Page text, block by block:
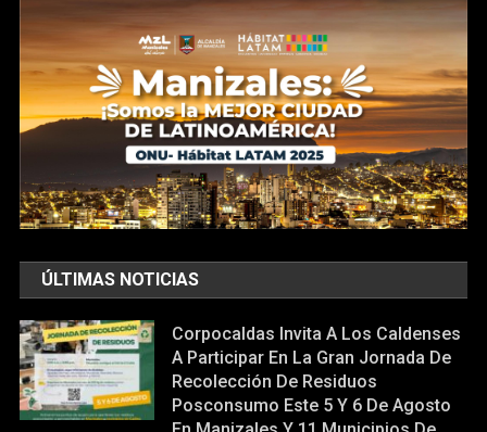
ÚLTIMAS NOTICIAS
Corpocaldas Invita A Los Caldenses
A Participar En La Gran Jornada De
Recolección De Residuos
Posconsumo Este 5 Y 6 De Agosto